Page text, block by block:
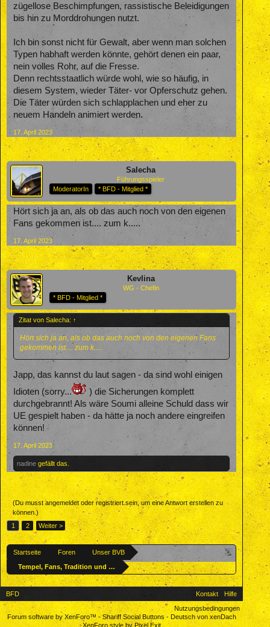
zügellose Beschimpfungen, rassistische Beleidigungen
bis hin zu Morddrohungen nutzt.
Ich bin sonst nicht für Gewalt, aber wenn man solchen
Typen habhaft werden könnte, gehört denen ein paar,
nein volles Rohr, auf die Fresse.
Denn rechtsstaatlich würde wohl, wie so häufig, in
diesem System, wieder Täter- vor Opferschutz gehen.
Die Täter würden sich schlapplachen und eher zu
neuem Handeln animiert werden.
17. April 2023
Salecha
Führungsspieler
ModeratorIn
* BFD - Mitglied *
Hört sich ja an, als ob das auch noch von den eigenen
Fans gekommen ist.... zum k.....
17. April 2023
Kevlina
WG - Chefin
* BFD - Mitglied *
Zitat von Salecha: ↑
Hört sich ja an, als ob das auch noch von den eigenen Fans
gekommen ist.... zum k.....
Japp, das kannst du laut sagen - da sind wohl einigen
Idioten (sorry...
) die Sicherungen komplett
durchgebrannt! Als wäre Soumi alleine Schuld dass wir
UE gespielt haben - da hätte ja noch andere eingreifen
können!
17. April 2023
nadine gefällt das.
(Du musst angemeldet oder registriert sein, um eine Antwort erstellen zu
können.)
1
2 Weiter >
Startseite Foren
Unser BVB
Tempel, Fans, Tradition und Kultur
BFD Kontakt
Hilfe
Nutzungsbedingungen
Forum software by XenForo™-Shariff Social Buttons - Deutsch von xenDach
XenForo style by Pixel Exit